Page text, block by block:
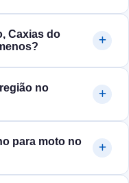
Caxias do
no
para moto no